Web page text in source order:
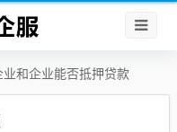
业和企业能否抵押贷款